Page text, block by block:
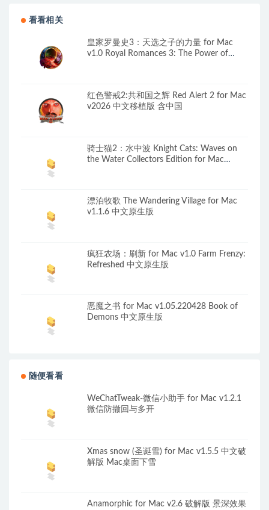
看看相关
皇家罗曼史3：天选之子的力量 for Mac
v1.0 Royal Romances 3: The Power of
红色警戒2:共和国之辉 Red Alert 2 for Mac
v2026 中文移植版 含中国
骑士猫2：水中波 Knight Cats: Waves on
the Water Collectors Edition for Mac
漂泊牧歌 The Wandering Village for Mac
v1.1.6 中文原生版
疯狂农场：刷新 for Mac v1.0 Farm Frenzy:
Refreshed 中文原生版
恶魔之书 for Mac v1.05.220428 Book of
Demons 中文原生版
随便看看
WeChatTweak-微信小助手 for Mac v1.2.1
微信防撤回与多开
Xmas snow (圣诞雪) for Mac v1.5.5 中文破
解版 Mac桌面下雪
Anamorphic for Mac v2.6 破解版 景深效果